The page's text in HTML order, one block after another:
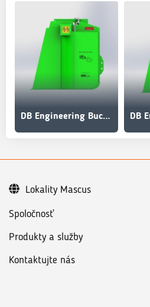
DB Engineering BucketScreen BS-16/6
Spoločnosť
Produkty a služby
Kontaktujte nás
Lokality Mascus